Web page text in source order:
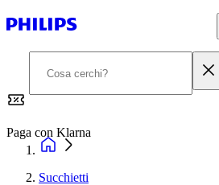
Paga con Klarna
Succhietti